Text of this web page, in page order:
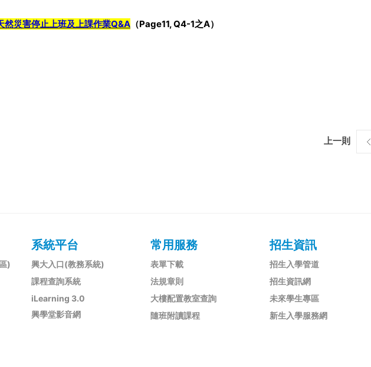
然災害停止上班及上課作業Q&A （Page11, Q4-1之A）
上一則
)
系統平台
興大入口(教務系統)
課程查詢系統
iLearning 3.0
興學堂影音網
常用服務
表單下載
法規章則
大樓配置教室查詢
隨班附讀課程
招生資訊
招生入學管道
招生資訊網
未來學生專區
新生入學服務網